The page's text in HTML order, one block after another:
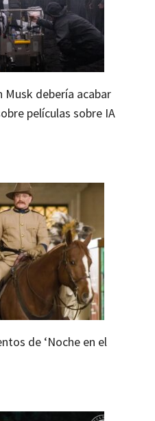
Musk debería acabar
películas sobre IA
de ‘Noche en el